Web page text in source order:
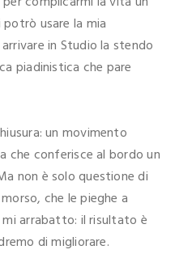
usare la mia
in Studio la stendo
piadinistica che pare
un movimento
che conferisce al bordo un
non è solo questione di
che le pieghe a
arrabatto: il risultato è
di migliorare.